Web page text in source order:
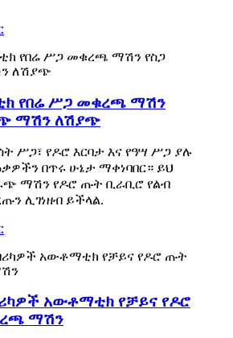
የበሬ ሥጋ መቁረጫ ማሽን
ማሽን ለሽያጭ
ሥጋ፣ የዶሮ እርባታ እና የዓሣ ሥጋ ያሉ
በጥሩ ሁኔታ ማቀነባበር። ይህ
ማሽን የዶሮ ጡት ቢራቢሮ የልብ
ሊገነዘብ ይችላል.
አውቶማቲክ የቻይና የዶሮ
ማሽን